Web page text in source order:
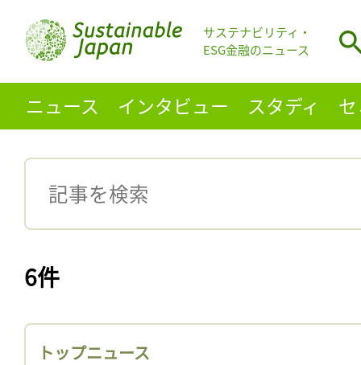
サステナビリティ・
ESG金融のニュース
ニュース インタビュー スタディ
6件
トップニュース